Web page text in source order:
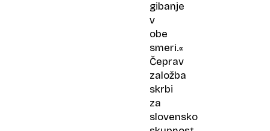
gibanje
v
obe
smeri.«
Čeprav
založba
skrbi
za
slovensko